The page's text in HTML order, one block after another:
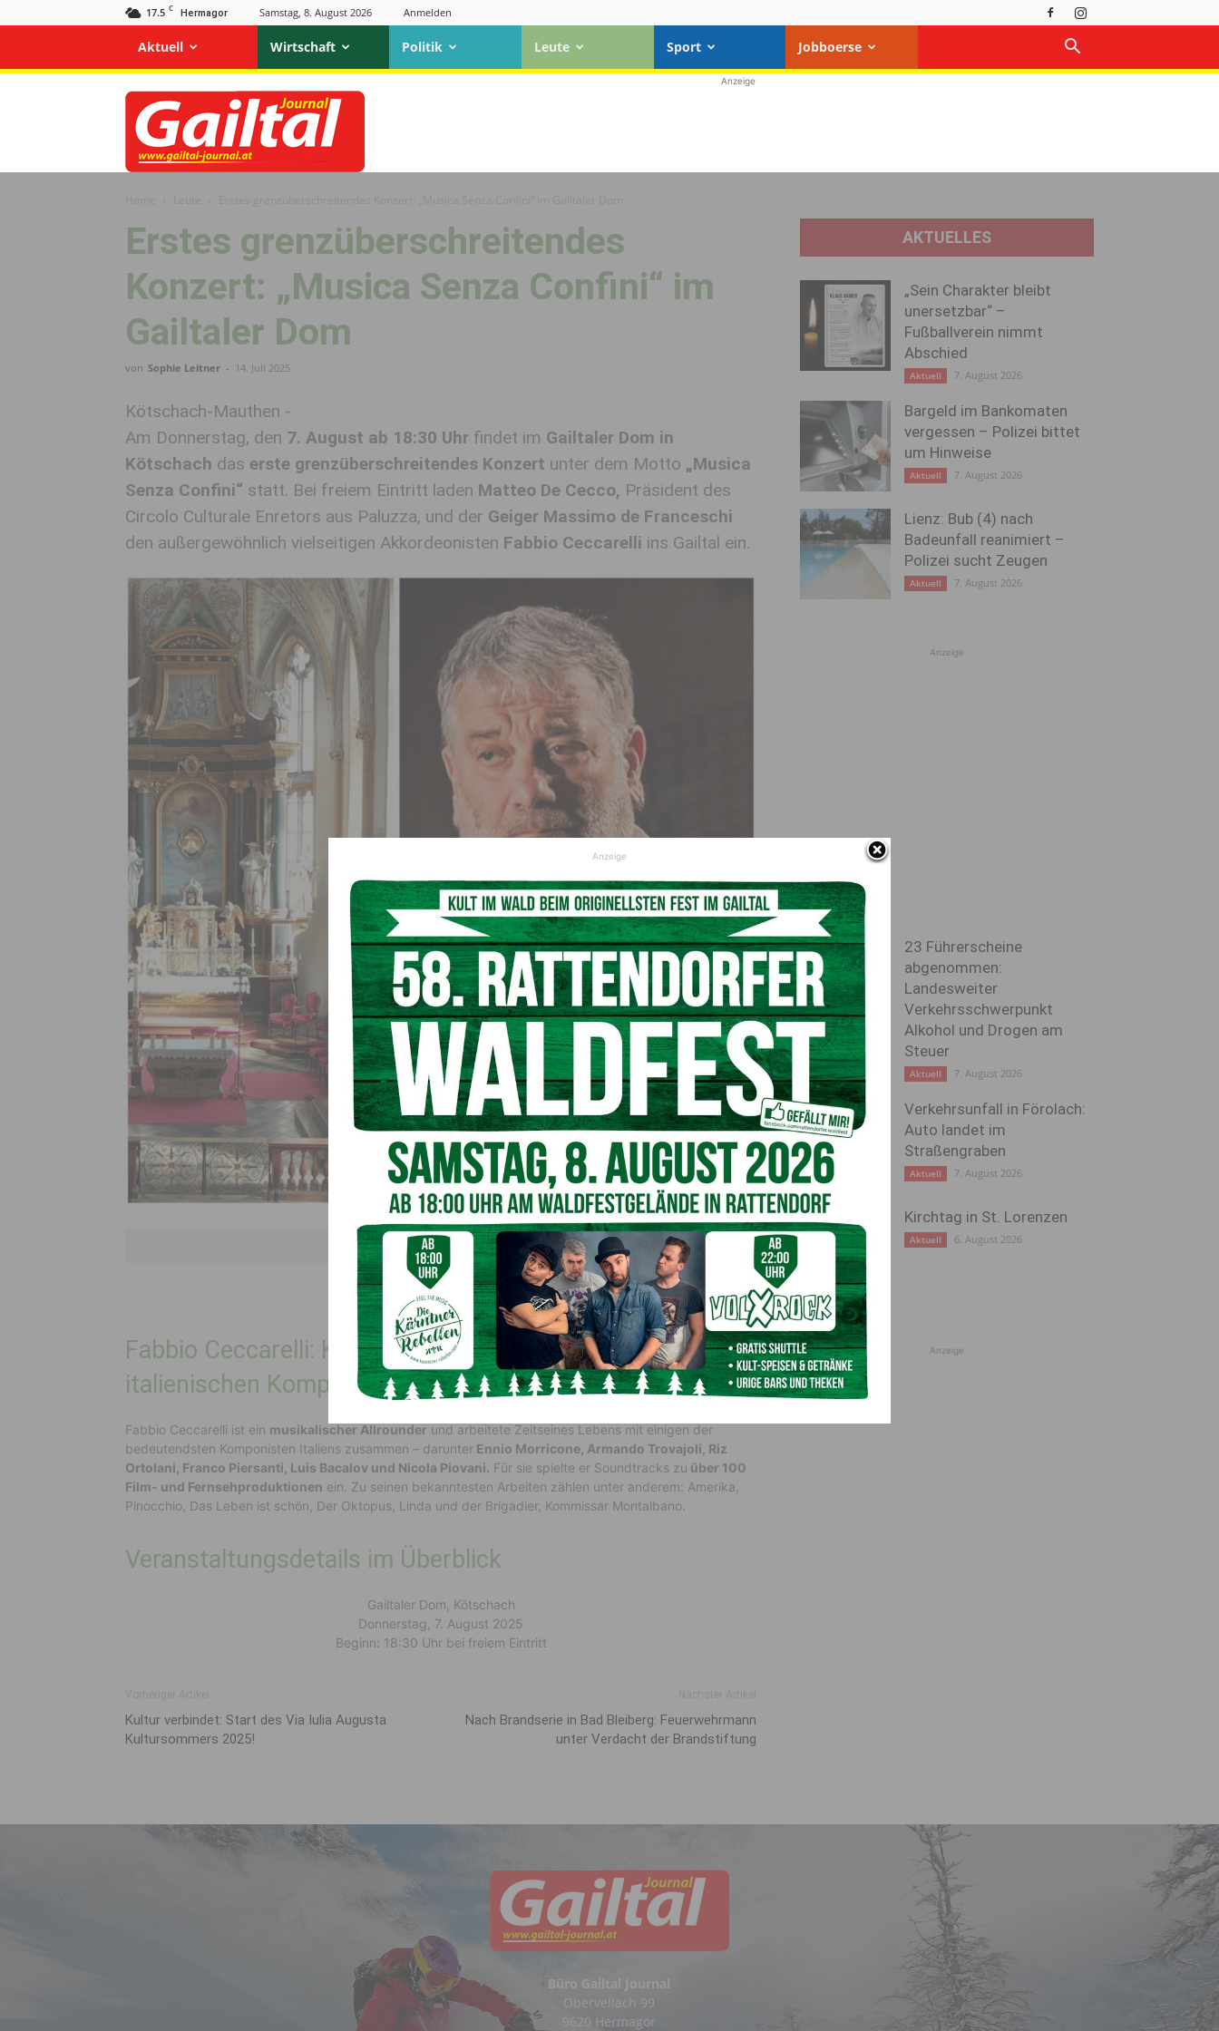
17.5 C Hermagor Samstag, 8. August 2026 Anmelden
Aktuell Wirtschaft Politik Leute Sport Jobboerse
Gailtal
Journal
Anzeige
Erstes grenzüberschreitendes
Konzert: „Musica Senza Confini“ im
Gailtaler Dom
von Sophie Leitner - 14. Juli 2025
Kötschach-Mauthen -
Am Donnerstag, den 7. August ab 18:30 Uhr findet im Gailtaler Dom in
Kötschach das erste grenzüberschreitendes Konzert unter dem Motto „Musica
Senza Confini“ statt. Bei freiem Eintritt laden Matteo De Cecco, Präsident des
Circolo Culturale Enretors aus Paluzza, und der Geiger Massimo de Franceschi
den außergewöhnlich vielseitigen Akkordeonisten Fabbio Ceccarelli ins Gailtal ein.
Musik ohne Grenzen - Musica Senza Confini.
© Roberto Bertollo/ Ingo Ortner
Fabbio Ceccarelli: Karriere und Zusammenarbeit mit
italienischen Komponisten
Fabbio Ceccarelli ist ein musikalischer Allrounder und arbeitete Zeitseines Lebens mit einigen der
bedeutendsten Komponisten Italiens zusammen – darunter Ennio Morricone, Armando Trovajoli, Riz
Ortolani, Franco Piersanti, Luis Bacalov und Nicola Piovani. Für sie spielte er Soundtracks zu über 100
Film- und Fernsehproduktionen ein. Zu seinen bekanntesten Arbeiten zählen unter anderem: Amerika,
Pinocchio, Das Leben ist schön, Der Oktopus, Linda und der Brigadier, Kommissar Montalbano.
Veranstaltungsdetails im Überblick
Gailtaler Dom, Kötschach
Donnerstag, 7. August 2025
Beginn: 18:30 Uhr bei freiem Eintritt
Kultur verbindet: Start des Via Iulia Augusta
Kultursommers 2025!
Nach Brandserie in Bad Bleiberg: Feuerwehrmann
unter Verdacht der Brandstiftung
AKTUELLES
„Sein Charakter bleibt
unersetzbar“ –
Fußballverein nimmt
Abschied
Aktuell 7. August 2026
Bargeld im Bankomaten
vergessen – Polizei bittet
um Hinweise
Aktuell 7. August 2026
Lienz: Bub (4) nach
Badeunfall reanimiert –
Polizei sucht Zeugen
Aktuell 7. August 2026
Anzeige
23 Führerscheine
abgenommen:
Landesweiter
Verkehrsschwerpunkt
Alkohol und Drogen am
Steuer
Aktuell 7. August 2026
Verkehrsunfall in Förolach:
Auto landet im
Straßengraben
Aktuell 7. August 2026
Kirchtag in St. Lorenzen
Aktuell 6. August 2026
Anzeige
Büro Gailtal Journal
Obervellach 99
9620 Hermagor
Anzeige